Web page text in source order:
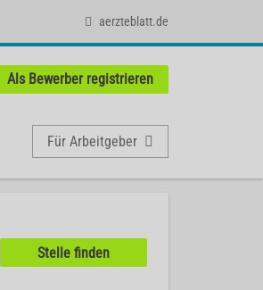
aerzteblatt.de
Als Bewerber registrieren
Für Arbeitgeber